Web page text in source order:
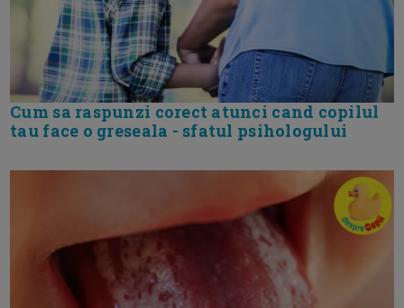
Cum sa raspunzi corect atunci cand copilul
tau face o greseala - sfatul psihologului